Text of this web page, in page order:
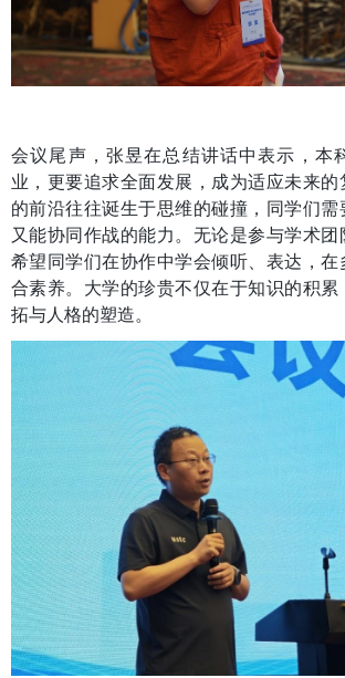
会议尾声，张昱在总结讲话中表示，本
业，更要追求全面发展，成为适应未来
的前沿往往诞生于思维的碰撞，同学们需
又能协同作战的能力。无论是参与学术团
希望同学们在协作中学会倾听、表达，在
合素养。大学的珍贵不仅在于知识的积累
拓与人格的塑造。